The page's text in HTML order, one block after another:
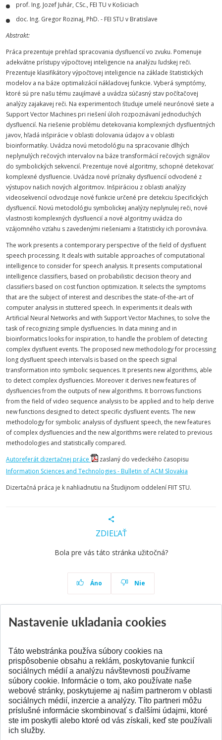
prof. Ing. Jozef Juhár, CSc., FEI TU v Košiciach
doc. Ing. Gregor Rozinaj, PhD. - FEI STU v Bratislave
Abstrakt:
Práca prezentuje prehľad spracovania dysfluencií vo zvuku. Pomenuje
adekvátne prístupy výpočtovej inteligencie na analýzu ľudskej reči.
Prezentuje klasifikátory výpočtovej inteligencie na základe štatistických
modelov a na báze optimalizácií nákladovej funkcie. Vyberá symptómy,
ktoré sú pre našu tému zaujímavé a uvádza súčasný stav počítačovej
analýzy zajakavej reči. Na experimentoch študuje umelé neurónové siete a
Support Vector Machines pri riešení úloh rozpoznávaní jednoduchých
dysfluencií. Na riešenie problému detekovania komplexných dysfluentných
javov, hľadá inšpirácie v oblasti dolovania údajov a v oblasti
bioinformatiky. Uvádza novú metodológiu na spracovanie dlhých
neplynulých rečových intervalov na báze transformácií rečových signálov
do symbolických sekvencií. Prezentuje nové algoritmy, schopné detekovať
komplexné dysfluencie. Uvádza nové príznaky dysfluencií odvodené z
výstupov našich nových algoritmov. Inšpiráciou z oblasti analýzy
videosekvencií odvodzuje nové funkcie určené pre detekciu špecifických
dysfluencií. Novú metodológiu symbolickej analýzy neplynulej reči, nové
vlastnosti komplexných dysfluencií a nové algoritmy uvádza do
vzájomného vzťahu s zavedenými riešeniami a štatisticky ich porovnáva.
The work presents a contemporary perspective of the field of dysfluent
speech processing. It deals with suitable approaches of computational
intelligence to consider for speech analysis. It presents computational
intelligence classifiers, based on probabilistic decision theory and
classifiers based on cost function optimization. It selects the symptoms
that are the subject of interest and describes the state-of-the-art of
computer analysis in stuttered speech. In experiments it deals with
Artificial Neural Networks and with Support Vector Machines, to solve the
task of recognizing simple dysfluencies. In data mining and in
bioinformatics looks for inspiration, to handle the problem of detecting
complex dysfluent events. The proposed new methodology for processing
long dysfluent speech intervals is based on the speech signal
transformation into symbolic sequences. It presents new algorithms, able
to detect complex dysfluencies. Moreover it derives new features of
dysfluencies from the outputs of new algorithms. It borrows functions
from the field of video sequence analysis to be applied and to help derive
new functions designed to detect specific dysfluent events. The new
methodology for symbolic analysis of dysfluent speech, the new features
of complex dysfluencies and the new algorithms were related to previous
methodologies and statistically compared.
Autoreferát dizertačnej práce
zaslaný do vedeckého časopisu
Information Sciences and Technologies - Bulletin of ACM Slovakia
Dizertačná práca je k nahliadnutiu na Študijnom oddelení FIIT STU.
ZDIEĽAŤ
Bola pre vás táto stránka užitočná?
Áno Nie
SPÄŤ NA VRCH
Nastavenie ukladania cookies
Táto webstránka používa súbory cookies na
prispôsobenie obsahu a reklám, poskytovanie funkcií
sociálnych médií a analýzu návštevnosti používame
súbory cookie. Informácie o tom, ako používate naše
webové stránky, poskytujeme aj našim partnerom v oblasti
sociálnych médií, inzercie a analýzy. Títo partneri môžu
príslušné informácie skombinovať s ďalšími údajmi, ktoré
ste im poskytli alebo ktoré od vás získali, keď ste používali
ich služby.